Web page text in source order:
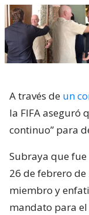
A través de un
la FIFA aseguró
continuo” para
Subraya que
26 de febrero
miembro y
mandato para